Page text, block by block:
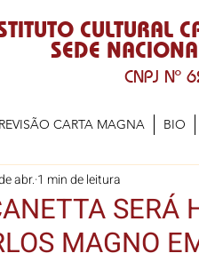
CULTURAL
SEDE
CNPJ Nº
REVISÃO CARTA MAGNA BIO
SERÁ
MAGNO
abr. 1 min de leitura